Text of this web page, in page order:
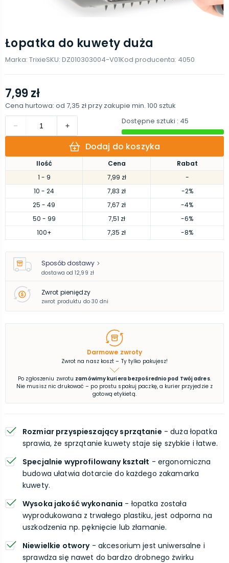
Łopatka do kuwety duża
Marka: TrixieSKU: DZ010303004-V01Kod producenta: 4050
Ilość Cena
Rabat
1 - 9 7,99 zł
-
10 - 24 7,83 zł
-2%
25 - 49 7,67 zł
-4%
50 - 99 7,51 zł
-6%
100+ 7,35 zł -8%
7,99 zł
Cena hurtowa: od 7,35 złprzy zakupie min. 100 sztuk
Dostępne sztuki : 45
Dodaj do koszyka
Sposób dostawy
dostawa od 12,99 zł
Zwrot pieniędzy
zwrot produktu do 30 dni
Darmowe zwroty
Zwrot na nasz koszt – Ty tylko pakujesz!
Po zgłoszeniu zwrotu zamówimy kuriera bezpośrednio pod Twój adres.
Nie musisz nic drukować – po prostu spakuj paczkę, a kurier przyjedzie z
gotową etykietą.
Rozmiar przyspieszający sprzątanie - duża łopatka
sprawia, że sprzątanie kuwety staje się szybkie i łatwe.
Specjalnie wyprofilowany kształt - ergonomiczna
budowa ułatwia dotarcie do każdego zakamarka
kuwety.
Wysoka jakość wykonania - łopatka została
wyprodukowana z trwałego plastiku, jest odporna na
uszkodzenia np. pęknięcie lub złamanie.
Niewielkie otwory- akcesorium jest uniwersalne i
sprawdza się nawet do bardzo drobnego żwirku